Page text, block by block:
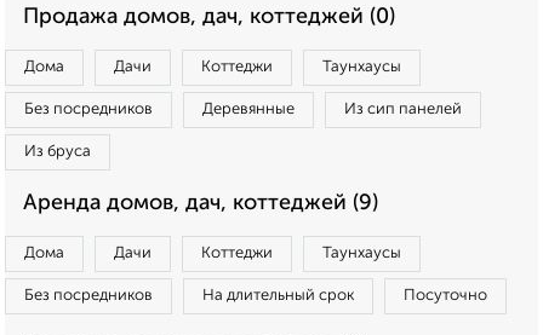
Продажа домов, дач, коттеджей (0)
Дома Дачи Коттеджи Таунхаусы
Без посредников Деревянные Из сип панелей
Из бруса
Аренда домов, дач, коттеджей (9)
Дома Дачи Коттеджи Таунхаусы
Без посредников На длительный срок Посуточно